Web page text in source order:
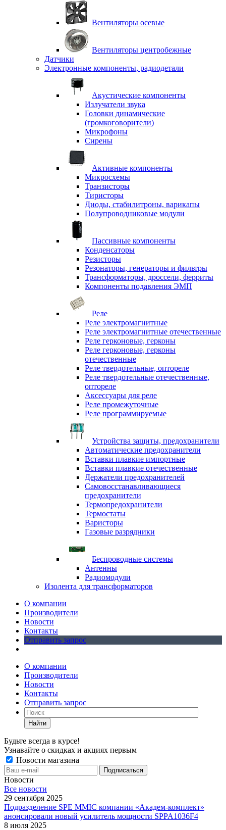
Вентиляторы осевые
Вентиляторы центробежные
Датчики
Электронные компоненты, радиодетали
Акустические компоненты
Излучатели звука
Головки динамические
(громкоговорители)
Микрофоны
Сирены
Активные компоненты
Микросхемы
Транзисторы
Тиристоры
Диоды, стабилитроны, варикапы
Полупроводниковые модули
Пассивные компоненты
Конденсаторы
Резисторы
Резонаторы, генераторы и фильтры
Трансформаторы, дроссели, ферриты
Компоненты подавления ЭМП
Реле
Реле электромагнитные
Реле электромагнитные отечественные
Реле герконовые, герконы
Реле герконовые, герконы
отечественные
Реле твердотельные, оптореле
Реле твердотельные отечественные,
оптореле
Аксессуары для реле
Реле промежуточные
Реле программируемые
Устройства защиты, предохранители
Автоматические предохранители
Вставки плавкие импортные
Вставки плавкие отечественные
Держатели предохранителей
Самовосстанавливающиеся
предохранители
Термопредохранители
Термостаты
Варисторы
Газовые разрядники
Беспроводные системы
Антенны
Радиомодули
Изолента для трансформаторов
О компании
Производители
Новости
Контакты
Отправить запрос
О компании
Производители
Новости
Контакты
Отправить запрос
Найти
Будьте всегда в курсе!
Узнавайте о скидках и акциях первым
Новости магазина
Новости
Все новости
29 сентября 2025
Подразделение SPE MMIC компании «Академ-комплект»
анонсировали новый усилитель мощности SPPA1036F4
8 июля 2025